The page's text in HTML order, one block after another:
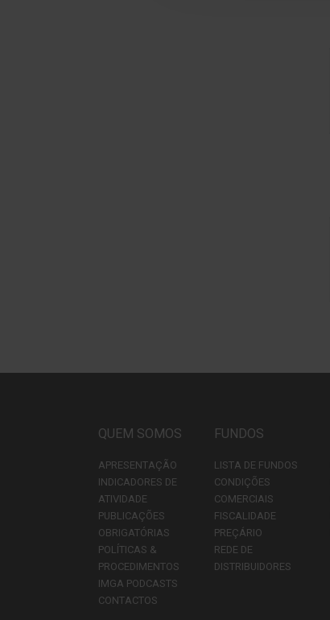
QUEM SOMOS
APRESENTAÇÃO
INDICADORES DE
ATIVIDADE
PUBLICAÇÕES
OBRIGATÓRIAS
POLÍTICAS &
PROCEDIMENTOS
IMGA PODCASTS
CONTACTOS
FUNDOS
LISTA DE FUNDOS
CONDIÇÕES
COMERCIAIS
FISCALIDADE
PREÇÁRIO
REDE DE
DISTRIBUIDORES